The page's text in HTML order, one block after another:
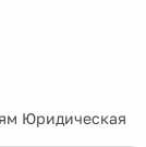
Юридическая